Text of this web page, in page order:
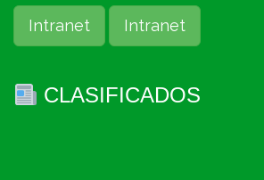
Intranet Intranet
CLASIFICADOS